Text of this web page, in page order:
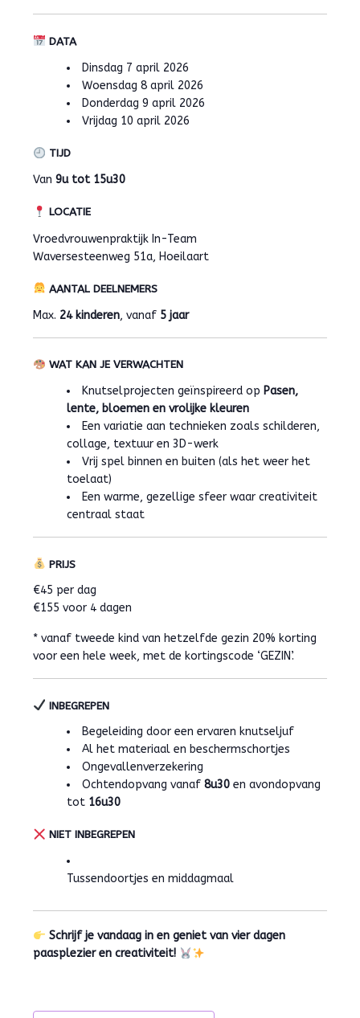
DATA
Dinsdag 7 april 2026
Woensdag 8 april 2026
Donderdag 9 april 2026
Vrijdag 10 april 2026
TIJD
Van9u tot 15u30
LOCATIE
Vroedvrouwenpraktijk In-Team
Waversesteenweg 51a, Hoeilaart
AANTAL DEELNEMERS
Max. 24 kinderen, vanaf 5 jaar
WAT KAN JE VERWACHTEN
Knutselprojecten geïnspireerd op Pasen,
lente, bloemen en vrolijke kleuren
Een variatie aan technieken zoals schilderen,
collage, textuur en 3D-werk
Vrij spel binnen en buiten (als het weer het
toelaat)
Een warme, gezellige sfeer waar creativiteit
centraal staat
PRIJS
€45 per dag
€155 voor 4 dagen
* vanaf tweede kind van hetzelfde gezin 20% korting
voor een hele week, met de kortingscode ‘GEZIN’.
INBEGREPEN
Begeleiding door een ervaren knutseljuf
Al het materiaal en beschermschortjes
Ongevallenverzekering
Ochtendopvang vanaf8u30 en avondopvang
tot 16u30
NIET INBEGREPEN
Tussendoortjes en middagmaal
Schrijf je vandaag in en geniet van vier dagen
paasplezier en creativiteit!